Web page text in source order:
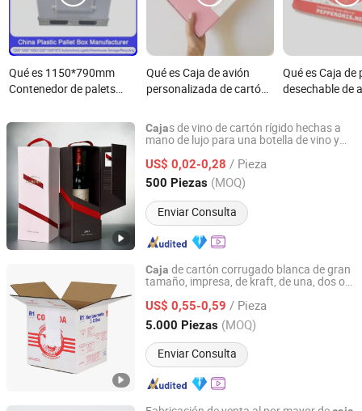
Qué es 1150*790mm
Contenedor de palets
caja de hoja única Mip
para manejo de
productos químicos
Qué es Caja de avión
personalizada de cartón
plano único, impresión
ecológica, color,
ropa, hoja biodegradable
para un fácil envío y
almacenamiento
Qué es Caja de
desechable de
individuales en
triángulo
Cajas de vino de cartón rígido hechas a
mano de lujo para una botella de vino y
regalo
US$ 0,02-0,28 / Pieza
500 Piezas (MOQ)
Enviar Consulta
Dongguan Miao Xin Craft Co., Ltd.
Guangdong, China Desde 2017
Caja de cartón corrugado blanca de gran
tamaño, impresa, de kraft, de una, dos o
forma automática, para mudanzas,
envíos y embalaje
US$ 0,55-0,59 / Pieza
5.000 Piezas (MOQ)
Enviar Consulta
Qingdao Vista Packaging Co., Ltd.
Shandong, China Desde 2019